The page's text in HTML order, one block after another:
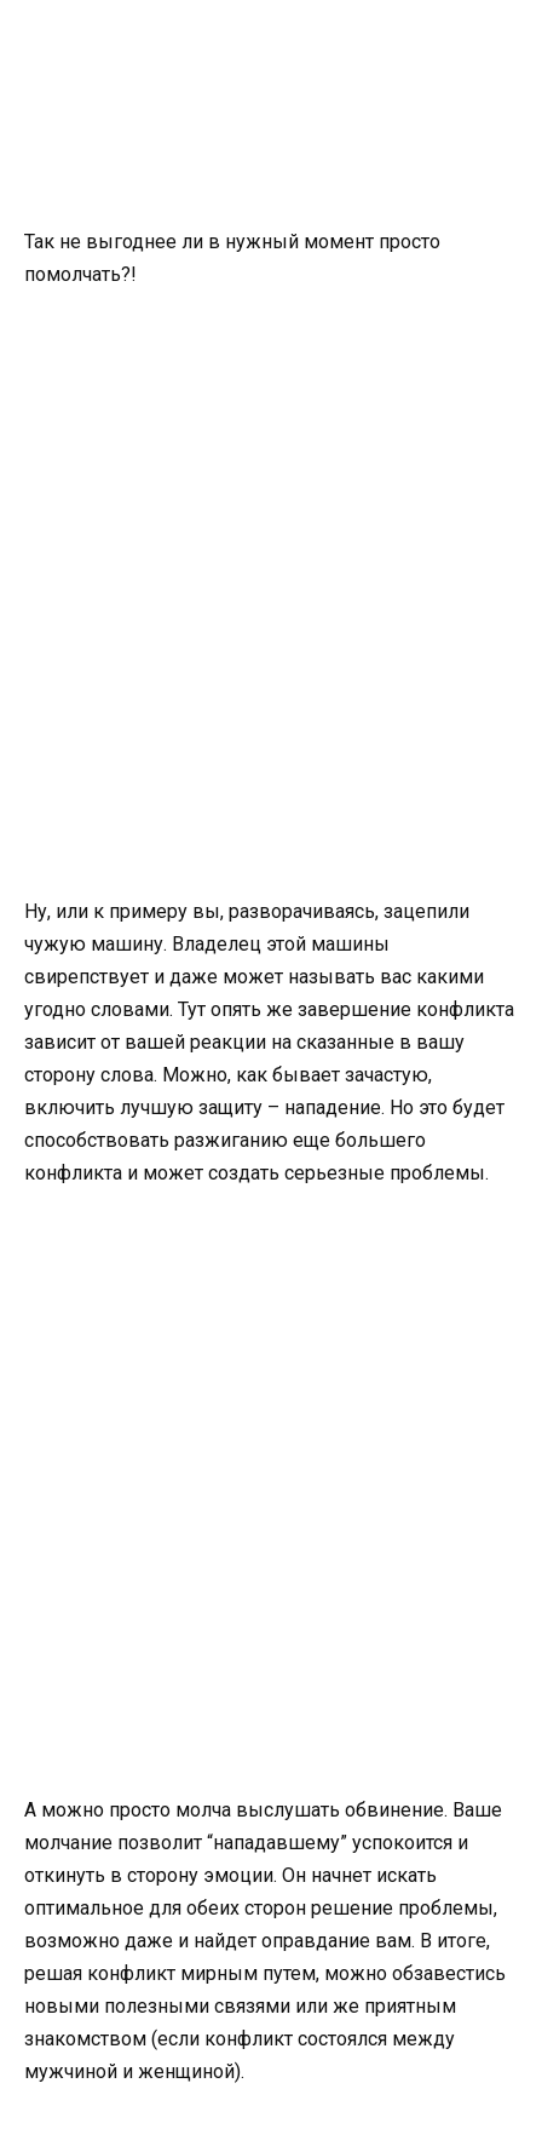
Так не выгоднее ли в нужный момент просто
помолчать?!
Ну, или к примеру вы, разворачиваясь, зацепили
чужую машину. Владелец этой машины
свирепствует и даже может называть вас какими
угодно словами. Тут опять же завершение конфликта
зависит от вашей реакции на сказанные в вашу
сторону слова. Можно, как бывает зачастую,
включить лучшую защиту – нападение. Но это будет
способствовать разжиганию еще большего
конфликта и может создать серьезные проблемы.
А можно просто молча выслушать обвинение. Ваше
молчание позволит “нападавшему” успокоится и
откинуть в сторону эмоции. Он начнет искать
оптимальное для обеих сторон решение проблемы,
возможно даже и найдет оправдание вам. В итоге,
решая конфликт мирным путем, можно обзавестись
новыми полезными связями или же приятным
знакомством (если конфликт состоялся между
мужчиной и женщиной).